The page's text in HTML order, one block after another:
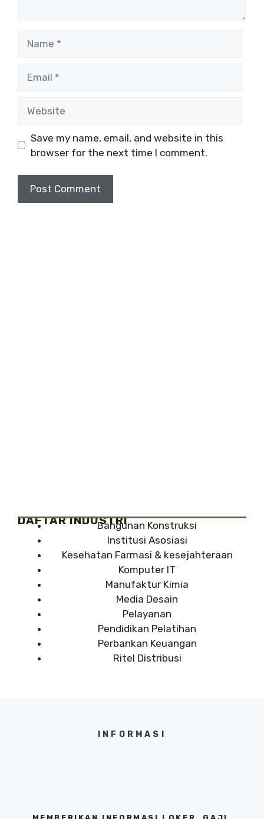
Save my name, email, and website in this
browser for the next time I comment.
DAFTAR INDUSTRIBangunan Konstruksi
Institusi Asosiasi
Kesehatan Farmasi & kesejahteraan
Komputer IT
Manufaktur Kimia
Media Desain
Pelayanan
Pendidikan Pelatihan
Perbankan Keuangan
Ritel Distribusi
INFORMASI